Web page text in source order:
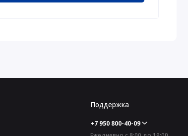
Поддержка
+7 950 800-40-09